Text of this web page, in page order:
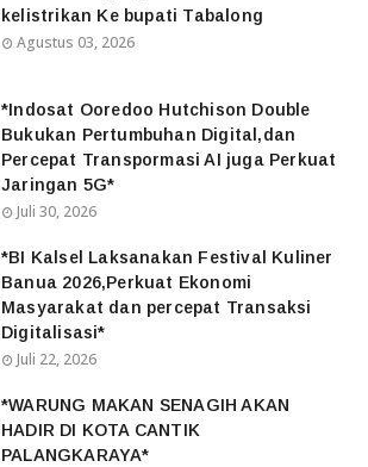
kelistrikan Ke bupati Tabalong
Agustus 03, 2026
*Indosat Ooredoo Hutchison Double
Bukukan Pertumbuhan Digital,dan
Percepat Transpormasi AI juga Perkuat
Jaringan 5G*
Juli 30, 2026
*BI Kalsel Laksanakan Festival Kuliner
Banua 2026,Perkuat Ekonomi
Masyarakat dan percepat Transaksi
Digitalisasi*
Juli 22, 2026
*WARUNG MAKAN SENAGIH AKAN
HADIR DI KOTA CANTIK
PALANGKARAYA*